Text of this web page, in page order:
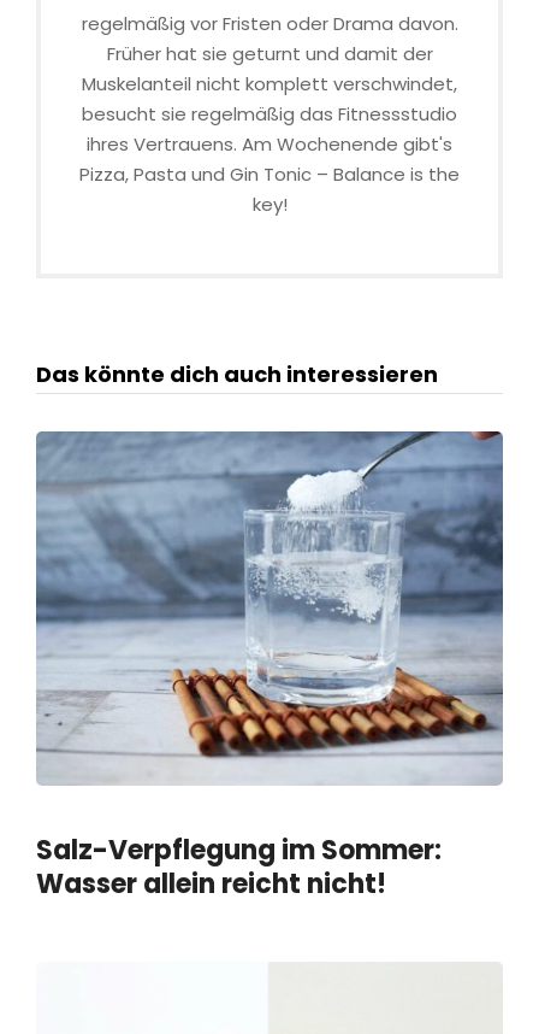
regelmäßig vor Fristen oder Drama davon.
Früher hat sie geturnt und damit der
Muskelanteil nicht komplett verschwindet,
besucht sie regelmäßig das Fitnessstudio
ihres Vertrauens. Am Wochenende gibt's
Pizza, Pasta und Gin Tonic – Balance is the
key!
Das könnte dich auch interessieren
Salz-Verpflegung im Sommer:
Wasser allein reicht nicht!